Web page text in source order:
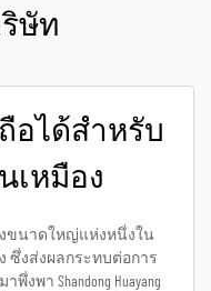
ษัท
อได้สำหรับ
เหมือง
งขนาดใหญ่แห่งหนึ่งใน
ซึ่งส่งผลกระทบต่อการ
พา Shandong Huayang